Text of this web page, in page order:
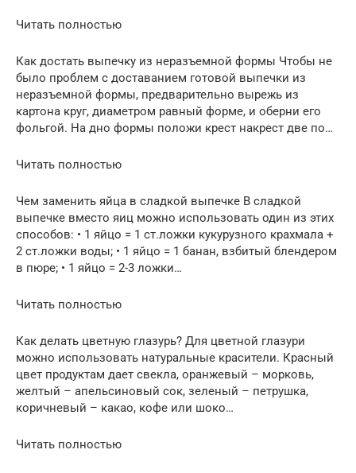
Читать полностью
Как достать выпечку из неразъемной формы Чтобы не
было проблем с доставанием готовой выпечки из
неразъемной формы, предварительно вырежь из
картона круг, диаметром равный форме, и оберни его
фольгой. На дно формы положи крест накрест две по…
Читать полностью
Чем заменить яйца в сладкой выпечке В сладкой
выпечке вместо яиц можно использовать один из этих
способов: • 1 яйцо = 1 ст.ложки кукурузного крахмала +
2 ст.ложки воды; • 1 яйцо = 1 банан, взбитый блендером
в пюре; • 1 яйцо = 2-3 ложки…
Читать полностью
Как делать цветную глазурь? Для цветной глазури
можно использовать натуральные красители. Красный
цвет продуктам дает свекла, оранжевый – морковь,
желтый – апельсиновый сок, зеленый – петрушка,
коричневый – какао, кофе или шоко…
Читать полностью